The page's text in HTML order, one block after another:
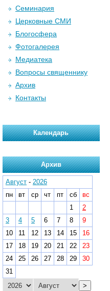
Семинария
Церковные СМИ
Блогосфера
Фотогалерея
Медиатека
Вопросы священнику
Архив
Контакты
Календарь
Архив
Август - 2026
пн
вт ср чт пт сб
вс
1
2
3
4 5 6 7 8
9
10
11 12 13 14 15
16
17
18 19 20 21 22
23
24
25 26 27 28 29
30
31
>